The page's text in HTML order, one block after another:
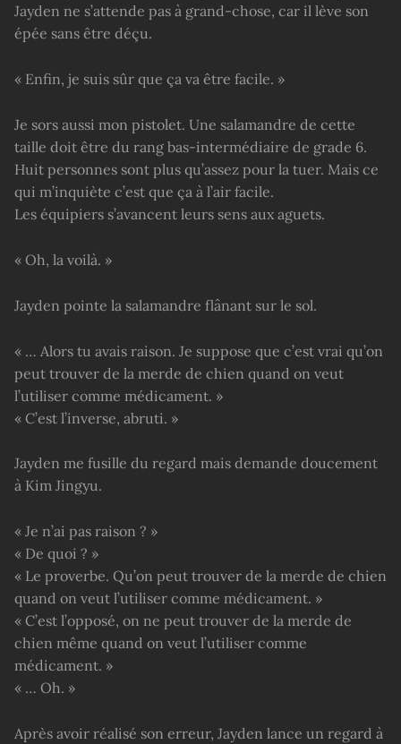
Jayden ne s’attende pas à grand-chose, car il lève son
épée sans être déçu.
« Enfin, je suis sûr que ça va être facile. »
Je sors aussi mon pistolet. Une salamandre de cette
taille doit être du rang bas-intermédiaire de grade 6.
Huit personnes sont plus qu’assez pour la tuer. Mais ce
qui m’inquiète c’est que ça à l’air facile.
Les équipiers s’avancent leurs sens aux aguets.
« Oh, la voilà. »
Jayden pointe la salamandre flânant sur le sol.
« … Alors tu avais raison. Je suppose que c’est vrai qu’on
peut trouver de la merde de chien quand on veut
l’utiliser comme médicament. »
« C’est l’inverse, abruti. »
Jayden me fusille du regard mais demande doucement
à Kim Jingyu.
« Je n’ai pas raison ? »
« De quoi ? »
« Le proverbe. Qu’on peut trouver de la merde de chien
quand on veut l’utiliser comme médicament. »
« C’est l’opposé, on ne peut trouver de la merde de
chien même quand on veut l’utiliser comme
médicament. »
« … Oh. »
Après avoir réalisé son erreur, Jayden lance un regard à